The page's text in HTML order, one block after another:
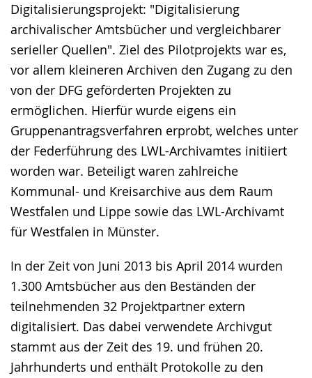
Digitalisierungsprojekt: "Digitalisierung
archivalischer Amtsbücher und vergleichbarer
serieller Quellen". Ziel des Pilotprojekts war es,
vor allem kleineren Archiven den Zugang zu den
von der DFG geförderten Projekten zu
ermöglichen. Hierfür wurde eigens ein
Gruppenantragsverfahren erprobt, welches unter
der Federführung des LWL-Archivamtes initiiert
worden war. Beteiligt waren zahlreiche
Kommunal- und Kreisarchive aus dem Raum
Westfalen und Lippe sowie das LWL-Archivamt
für Westfalen in Münster.
In der Zeit von Juni 2013 bis April 2014 wurden
1.300 Amtsbücher aus den Beständen der
teilnehmenden 32 Projektpartner extern
digitalisiert. Das dabei verwendete Archivgut
stammt aus der Zeit des 19. und frühen 20.
Jahrhunderts und enthält Protokolle zu den